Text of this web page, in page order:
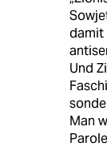
damit
Und
Man